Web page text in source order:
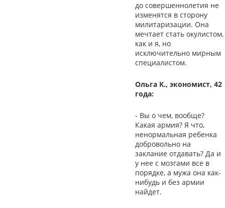
до совершеннолетия не
изменятся в сторону
милитаризации. Она
мечтает стать окулистом,
как и я, но
исключительно мирным
специалистом.
Ольга К., экономист, 42
года:
- Вы о чем, вообще?
Какая армия? Я что,
ненормальная ребенка
добровольно на
заклание отдавать? Да и
у нее с мозгами все в
порядке, а мужа она как-
нибудь и без армии
найдет.